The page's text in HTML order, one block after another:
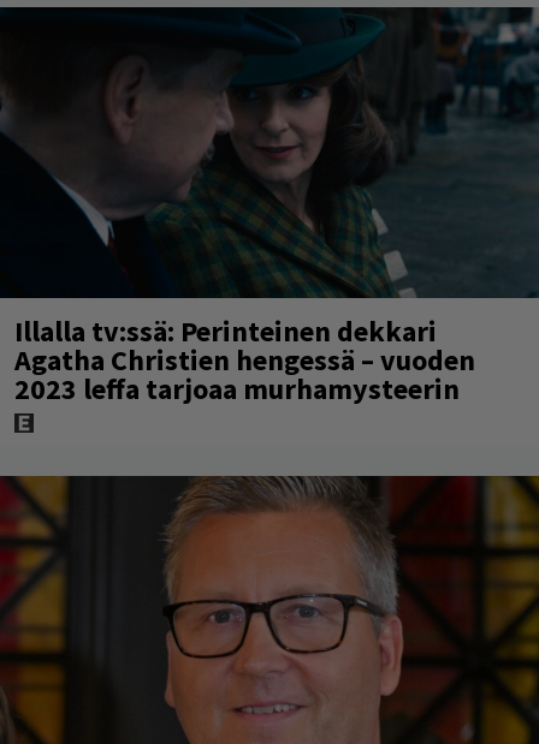
Illalla tv:ssä: Perinteinen dekkari
Agatha Christien hengessä – vuoden
2023 leffa tarjoaa murhamysteerin